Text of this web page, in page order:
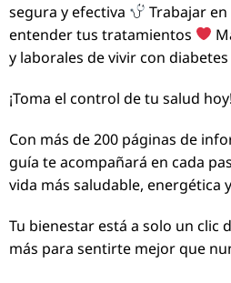
segura y efectiva
Trabajar
entender tus tratamientos
y laborales de vivir con diabetes
¡Toma el control de tu salud hoy!
Con más de 200 páginas de
guía te acompañará en cada
vida más saludable, energética
Tu bienestar está a solo un clic
más para sentirte mejor que